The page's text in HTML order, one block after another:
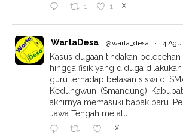
1 1 X
WartaDesa @warta_desa · 4 Agu
Kasus dugaan tindakan pelecehan
hingga fisik yang diduga
guru terhadap belasan siswi di
Kedungwuni (Smandung),
akhirnya memasuki babak baru.
Jawa Tengah melalui
X